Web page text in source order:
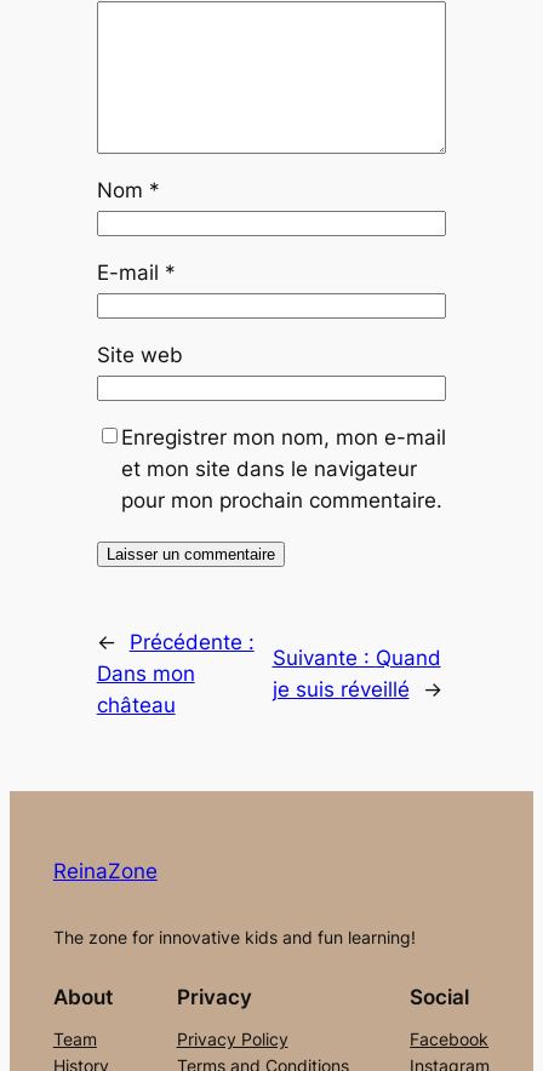
Nom *
E-mail *
Site web
Enregistrer mon nom, mon e-mail
et mon site dans le navigateur
pour mon prochain commentaire.
←
Précédente :
Dans mon
château
Suivante : Quand
je suis réveillé
→
ReinaZone
The zone for innovative kids and fun learning!
About
Team
History
Privacy
Privacy Policy
Terms and Conditions
Social
Facebook
Instagram